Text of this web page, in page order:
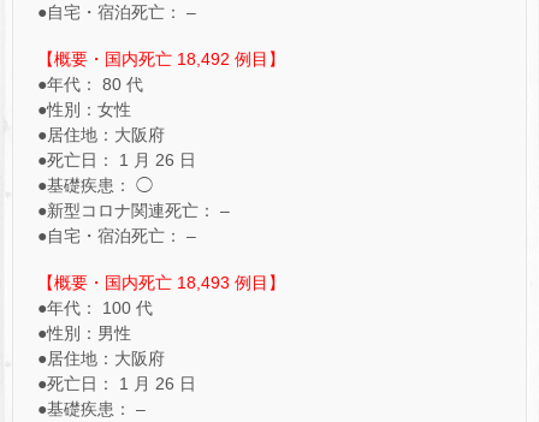
●自宅・宿泊死亡： –
【概要・国内死亡 18,492 例目】
●年代： 80 代
●性別：女性
●居住地：大阪府
●死亡日： 1 月 26 日
●基礎疾患： ◯
●新型コロナ関連死亡： –
●自宅・宿泊死亡： –
【概要・国内死亡 18,493 例目】
●年代： 100 代
●性別：男性
●居住地：大阪府
●死亡日： 1 月 26 日
●基礎疾患： –